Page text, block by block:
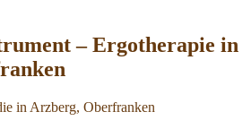
– Ergotherapie in